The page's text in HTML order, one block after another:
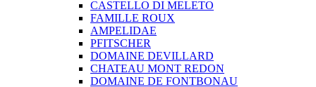
CASTELLO DI MELETO
FAMILLE ROUX
AMPELIDAE
PFITSCHER
DOMAINE DEVILLARD
CHATEAU MONT REDON
DOMAINE DE FONTBONAU